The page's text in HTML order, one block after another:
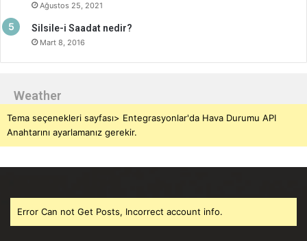
Ağustos 25, 2021
Silsile-i Saadat nedir?
Mart 8, 2016
Weather
Tema seçenekleri sayfası> Entegrasyonlar'da Hava Durumu API
Anahtarını ayarlamanız gerekir.
Error Can not Get Posts, Incorrect account info.